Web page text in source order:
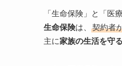
「生命保険」と「医
生命保険は、 契約者
主に家族の生活を守